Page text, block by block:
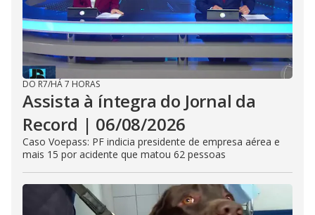
DO R7/HÁ 7 HORAS
Assista à íntegra do Jornal da
Record | 06/08/2026
Caso Voepass: PF indicia presidente de empresa aérea e
mais 15 por acidente que matou 62 pessoas